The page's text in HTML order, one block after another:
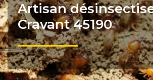
Artisan
Cravant 45190